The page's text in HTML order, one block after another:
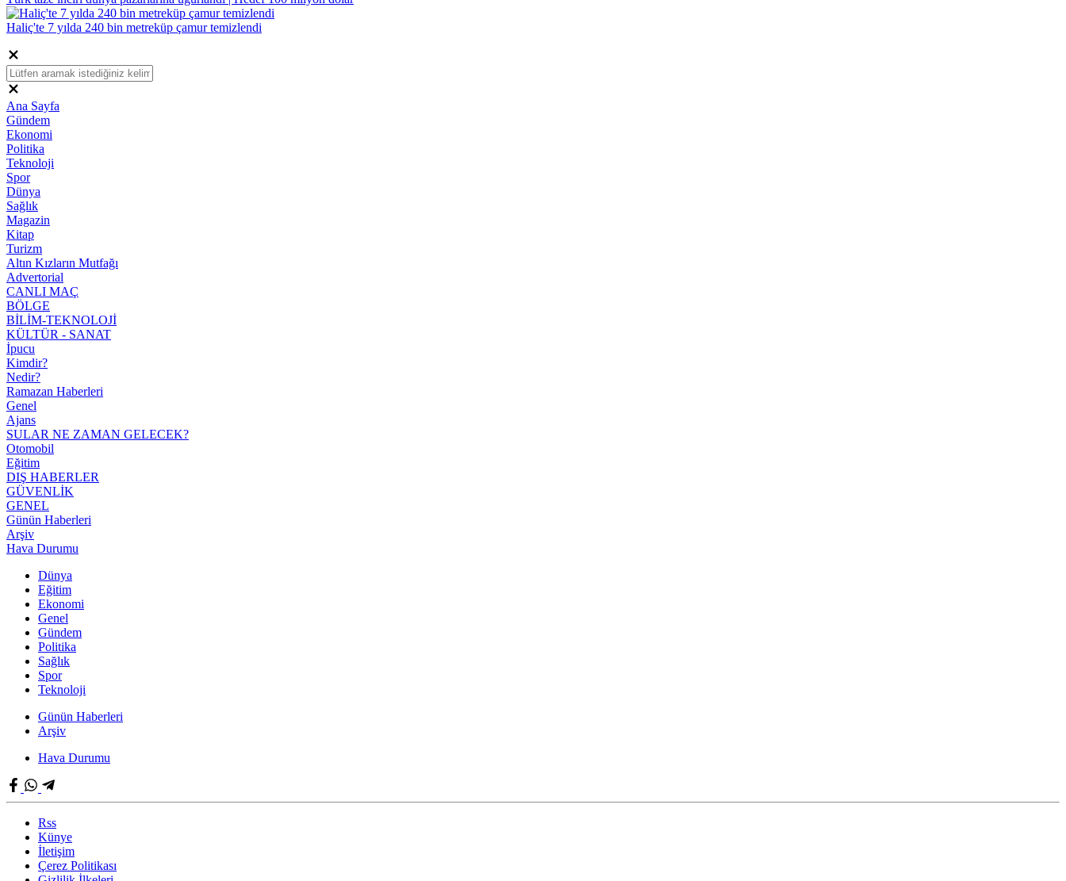
Haliç'te 7 yılda 240 bin metreküp çamur temizlendi
Ana Sayfa
Gündem
Ekonomi
Politika
Teknoloji
Spor
Dünya
Sağlık
Magazin
Kitap
Turizm
Altın Kızların Mutfağı
Advertorial
CANLI MAÇ
BÖLGE
BİLİM-TEKNOLOJİ
KÜLTÜR - SANAT
İpucu
Kimdir?
Nedir?
Ramazan Haberleri
Genel
Ajans
SULAR NE ZAMAN GELECEK?
Otomobil
Eğitim
DIŞ HABERLER
GÜVENLİK
GENEL
Günün Haberleri
Arşiv
Hava Durumu
Dünya
Eğitim
Ekonomi
Genel
Gündem
Politika
Sağlık
Spor
Teknoloji
Günün Haberleri
Arşiv
Hava Durumu
Rss
Künye
İletişim
Çerez Politikası